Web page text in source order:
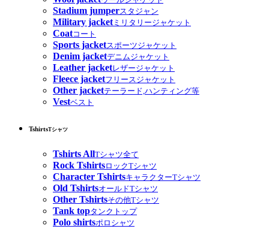
Stadium jumperスタジャン
Military jacketミリタリージャケット
Coatコート
Sports jacketスポーツジャケット
Denim jacketデニムジャケット
Leather jacketレザージャケット
Fleece jacketフリースジャケット
Other jacketテーラード,ハンティング等
Vestベスト
TshirtsTシャツ
Tshirts AllTシャツ全て
Rock TshirtsロックTシャツ
Character TshirtsキャラクターTシャツ
Old TshirtsオールドTシャツ
Other Tshirtsその他Tシャツ
Tank topタンクトップ
Polo shirtsポロシャツ